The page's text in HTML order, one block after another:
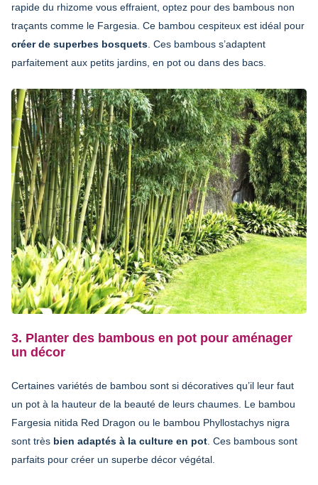
rapide du rhizome vous effraient, optez pour des bambous non
traçants comme le Fargesia. Ce bambou cespiteux est idéal pour
créer de superbes bosquets . Ces bambous s’adaptent
parfaitement aux petits jardins, en pot ou dans des bacs.
3. Planter des bambous en pot pour aménager
un décor
Certaines variétés de bambou sont si décoratives qu’il leur faut
un pot à la hauteur de la beauté de leurs chaumes. Le bambou
Fargesia nitida Red Dragon ou le bambou Phyllostachys nigra
sont très bien adaptés à la culture en pot. Ces bambous sont
parfaits pour créer un superbe décor végétal.